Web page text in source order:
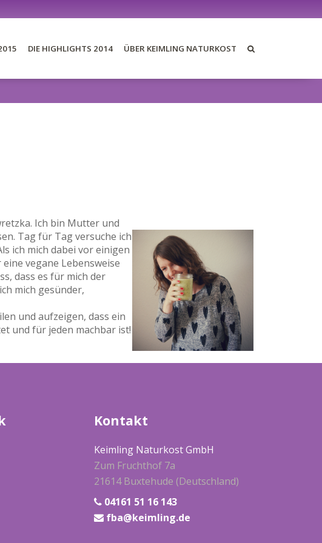
DIE HIGHLIGHTS 2014 ÜBER KEIMLING NATURKOST
Ich bin Mutter und
Tag für Tag versuche ich
ich mich dabei vor einigen
vegane Lebensweise
dass es für mich der
mich gesünder,
und aufzeigen, dass ein
und für jeden machbar ist!
Kontakt
Keimling Naturkost GmbH
Zum Fruchthof 7a
21614 Buxtehude (Deutschland)
04161 51 16 143
fba@keimling.de